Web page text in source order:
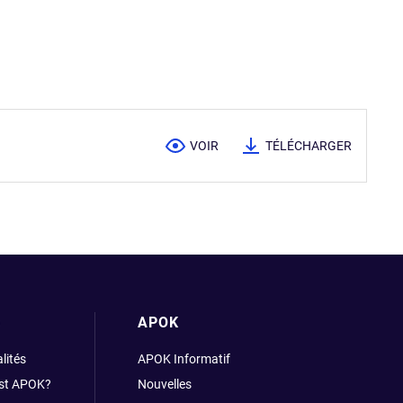
VOIR TÉLÉCHARGER
APOK?
APOK
APOK Informatif
Nouvelles